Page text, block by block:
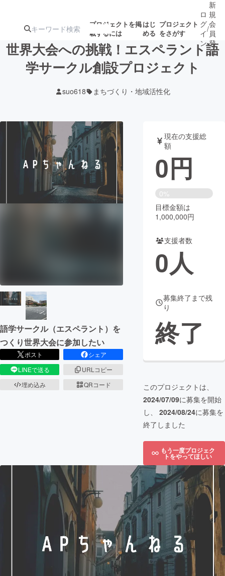
プロジェクトを掲
載するには
はじ
める
プロジェクト
をさがす
ターン
ジェクト
募集終了が近いプ
ロジェクト
アート・写真 音楽
テクノロジー・ガジェット ゲーム・サ
映像・映画 書籍・雑誌
チャレンジ
CAMPFIRE Creation
CAMPFIREふるさと納税
ロ
グ
イ
ン
/
新
規
会
員
登
録
世界大会への挑戦！エスペラント語
学サークル創設プロジェクト
suo618 まちづくり・地域活性化
語学サークル（エスペラント）を
つくり世界大会に参加したい
ポスト
シェア
LINEで送る
URLコピー
埋め込み
QRコード
現在の支援総
額
0円
0%
目標金額は
1,000,000円
支援者数
0人
募集終了まで残
り
終了
このプロジェクトは、
2024/07/09に募集を開始
し、 2024/08/24に募集を
終了しました
もう一度プロジェク
トをやってほしい